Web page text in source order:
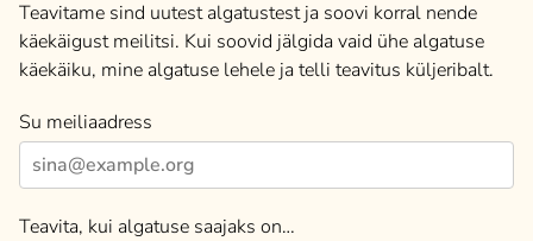
Teavitame sind uutest algatustest ja soovi korral nende
käekäigust meilitsi. Kui soovid jälgida vaid ühe algatuse
käekäiku, mine algatuse lehele ja telli teavitus küljeribalt.
Su meiliaadress
Teavita, kui algatuse saajaks on…